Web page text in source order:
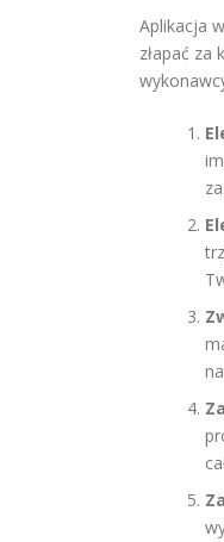
Aplikacja
złapać